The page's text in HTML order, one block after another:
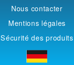
Nous contacter
Mentions légales
Sécurité des produits